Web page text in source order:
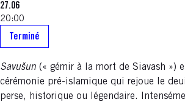
27.06
20:00
Terminé
Savušun (« gémir à la mort de Siavash »)
cérémonie pré-islamique qui rejoue le
perse, historique ou légendaire.